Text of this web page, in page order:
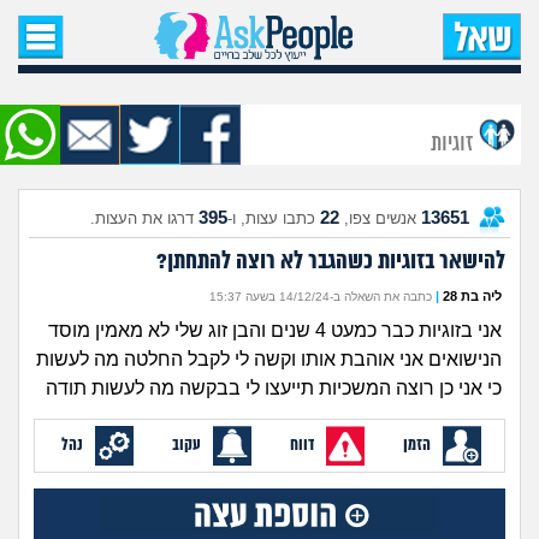
עמוד הבית
שאל שאלה
שאלות חדשות
שאלות שעוררו עניין
עצות חדשות
מה קורה כאן?
מתחם הטיפים
מדורים
זוגיות
13651 אנשים צפו, 22 כתבו עצות, ו-395 דרגו את העצות.
להישאר בזוגיות כשהגבר לא רוצה להתחתן?
ליה בת 28 | כתבה את השאלה ב-14/12/24 בשעה 15:37
אני בזוגיות כבר כמעט 4 שנים והבן זוג שלי לא מאמין מוסד
הנישואים אני אוהבת אותו וקשה לי לקבל החלטה מה לעשות
כי אני כן רוצה המשכיות תייעצו לי בבקשה מה לעשות תודה
הזמן דווח עקוב נהל